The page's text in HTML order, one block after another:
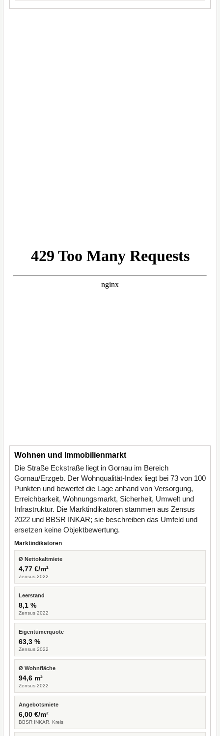
Wohnen und Immobilienmarkt
Die Straße Eckstraße liegt in Gornau im Bereich
Gornau/Erzgeb. Der Wohnqualität-Index liegt bei 73 von 100
Punkten und bewertet die Lage anhand von Versorgung,
Erreichbarkeit, Wohnungsmarkt, Sicherheit, Umwelt und
Infrastruktur. Die Marktindikatoren stammen aus Zensus
2022 und BBSR INKAR; sie beschreiben das Umfeld und
ersetzen keine Objektbewertung.
Marktindikatoren
Ø Nettokaltmiete
4,77 €/m²
Zensus 2022
Leerstand
8,1 %
Zensus 2022
Eigentümerquote
63,3 %
Zensus 2022
Ø Wohnfläche
94,6 m²
Zensus 2022
Angebotsmiete
6,00 €/m²
BBSR INKAR, Kreis